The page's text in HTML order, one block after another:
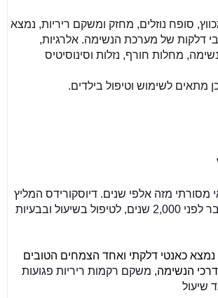
סופח נוזלים, מחזק ומשקם ריריות, נמצא
דלקות של מערכת הנשימה. אלרגיות,
מחלות חורף, נזלות וסינוסיטיס
מתאים לשימוש וטיפול בילדים.
מסורתי מזה אלפי שנים. דיוסקורידס המליץ
על שימוש בבוצין, כבר לפני 2,000 שנים, לטיפול בשיעול ובבעיות
נמצא כאנטי דלקתי ואחד הצמחים הטובים
הנשימה, משקם רקמות ריריות פגועות
שיעול